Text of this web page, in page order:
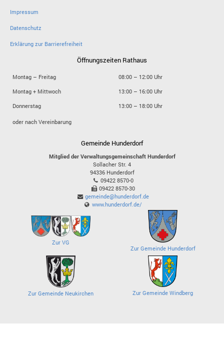
Impressum
Datenschutz
Erklärung zur Barrierefreiheit
Öffnungszeiten Rathaus
Montag – Freitag
08:00 – 12:00 Uhr
Montag + Mittwoch
13:00 – 16:00 Uhr
Donnerstag
13:00 – 18:00 Uhr
oder nach Vereinbarung
Gemeinde Hunderdorf
Mitglied der Verwaltungsgemeinschaft Hunderdorf
Sollacher Str. 4
94336 Hunderdorf
09422 8570-0
09422 8570-30
gemeinde@hunderdorf.de
www.hunderdorf.de/
Zur VG
Zur Gemeinde Hunderdorf
Zur Gemeinde Neukirchen Zur Gemeinde Windberg